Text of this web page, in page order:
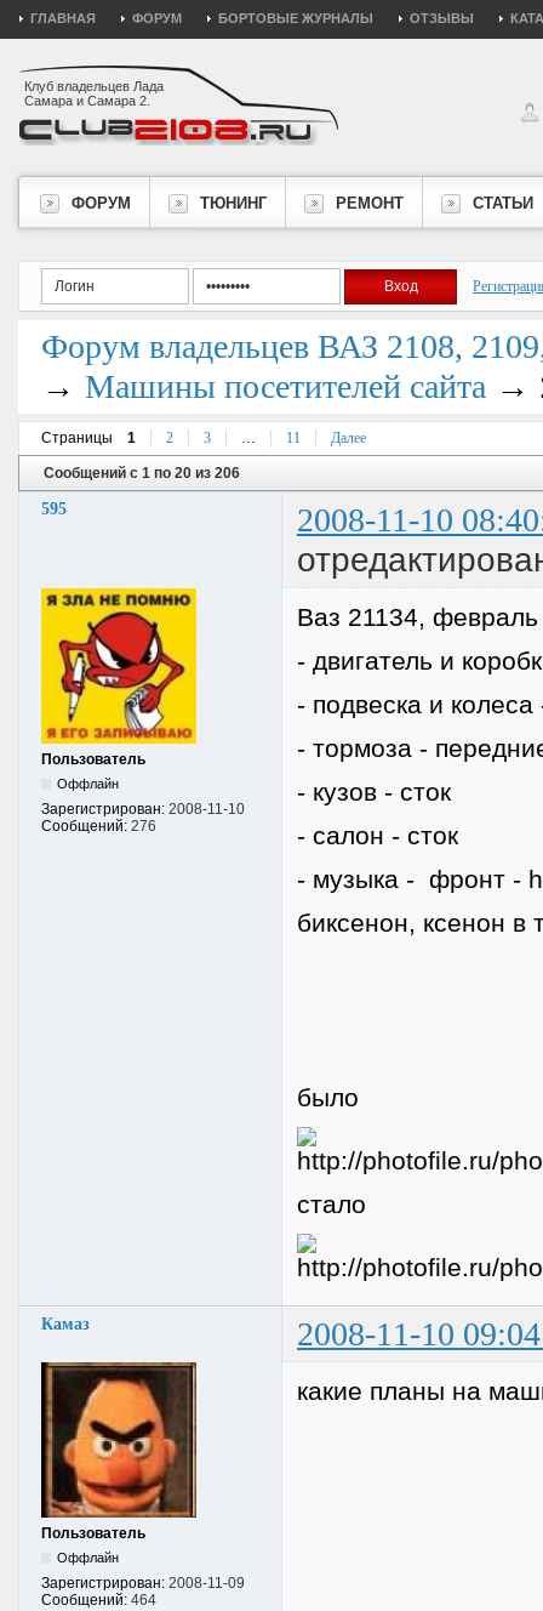
ГЛАВНАЯ ФОРУМ БОРТОВЫЕ ЖУРНАЛЫ ОТЗЫВЫ
Клуб владельцев Лада
Самара и Самара 2.
ФОРУМ ТЮНИНГ РЕМОНТ СТАТЬИ
Форум владельцев ВАЗ 2108,
→ Машины посетителей сайта →
Страницы 1 2 3 … 11 Далее
Сообщений с 1 по 20 из 206
595 2008-11-10
Пользователь
Оффлайн
Зарегистрирован: 2008-11-10
Сообщений: 276
Ваз 21134,
- двигатель и
- подвеска и
- тормоза -
- кузов - сток
- салон - сток
- музыка - фронт -
биксенон, ксенон в
было
стало
Камаз 2008-11-10
Пользователь
Оффлайн
Зарегистрирован: 2008-11-09
Сообщений: 464
какие планы на